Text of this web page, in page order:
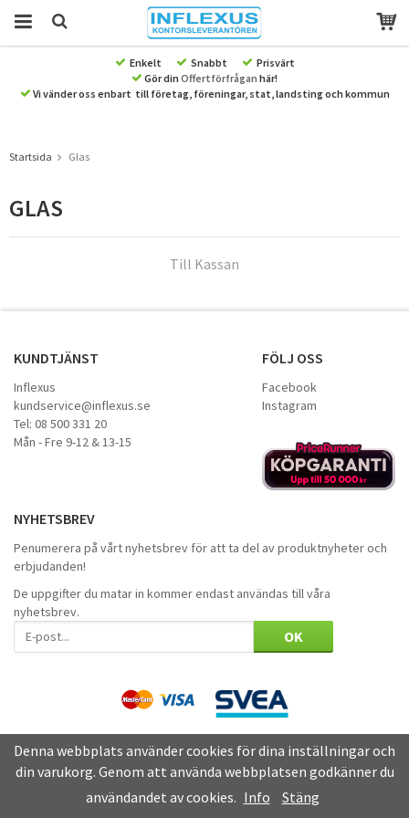
Produkten har blivit tillagd i varukorgen
Enkelt Snabbt
Prisvärt
Gör din Offertförfrågan här!
Vi vänder oss enbart till företag, föreningar, stat, landsting och kommun
Startsida Glas
GLAS
Till Kassan
KUNDTJÄNST
Inflexus
kundservice@inflexus.se
Tel: 08 500 331 20
Mån - Fre 9-12 & 13-15
FÖLJ OSS
Facebook
Instagram
NYHETSBREV
Penumerera på vårt nyhetsbrev för att ta del av produktnyheter och
erbjudanden!
De uppgifter du matar in kommer endast användas till våra
nyhetsbrev.
OK
Denna webbplats använder cookies för dina inställningar och
din varukorg. Genom att använda webbplatsen godkänner du
användandet av cookies. Info Stäng